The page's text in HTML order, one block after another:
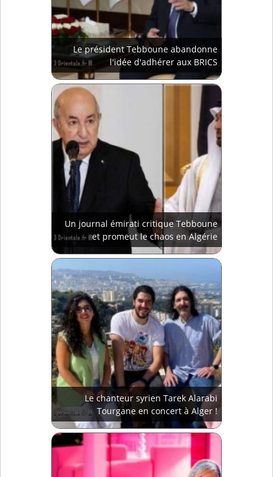
Le président Tebboune abandonne
l'idée d'adhérer aux BRICS
Un journal émirati critique Tebboune
et promeut le chaos en Algérie
Le chanteur syrien Tarek Alarabi
Tourgane en concert à Alger !